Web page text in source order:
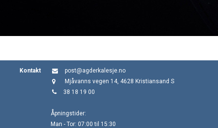
Kontakt
post@agderkalesje.no
Mjåvanns vegen 14, 4628 Kristiansand S
38 18 19 00
Åpningstider:
Man - Tor: 07:00 til 15:30